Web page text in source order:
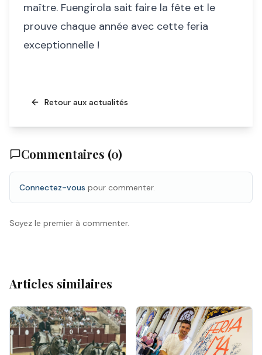
maître. Fuengirola sait faire la fête et le
prouve chaque année avec cette feria
exceptionnelle !
Retour aux actualités
Commentaires (0)
Connectez-vous pour commenter.
Soyez le premier à commenter.
Articles similaires